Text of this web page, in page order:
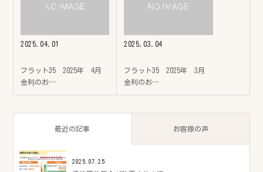
2025.04.01
フラット35 2025年 4月
金利のお…
2025.03.04
フラット35 2025年 3月
金利のお…
最近の記事 お客様の声
2025.07.25